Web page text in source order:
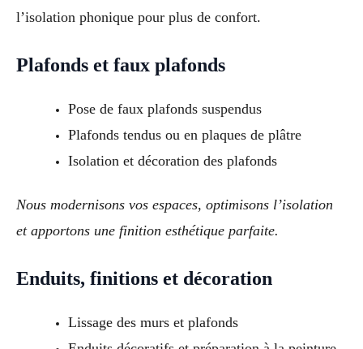
l’isolation phonique pour plus de confort.
Plafonds et faux plafonds
Pose de faux plafonds suspendus
Plafonds tendus ou en plaques de plâtre
Isolation et décoration des plafonds
Nous modernisons vos espaces, optimisons l’isolation
et apportons une finition esthétique parfaite.
Enduits, finitions et décoration
Lissage des murs et plafonds